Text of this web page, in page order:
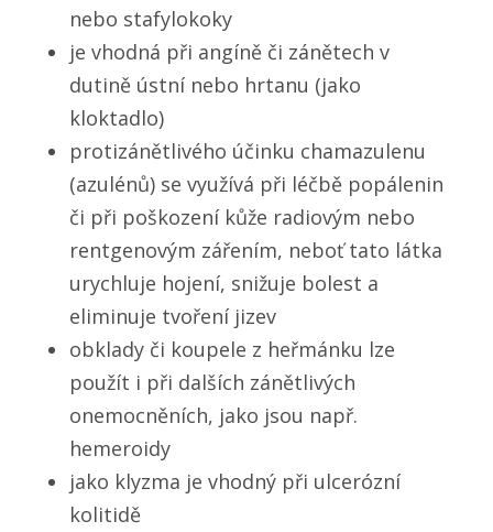
nebo stafylokoky
je vhodná při angíně či zánětech v
dutině ústní nebo hrtanu (jako
kloktadlo)
protizánětlivého účinku chamazulenu
(azulénů) se využívá při léčbě popálenin
či při poškození kůže radiovým nebo
rentgenovým zářením, neboť tato látka
urychluje hojení, snižuje bolest a
eliminuje tvoření jizev
obklady či koupele z heřmánku lze
použít i při dalších zánětlivých
onemocněních, jako jsou např.
hemeroidy
jako klyzma je vhodný při ulcerózní
kolitidě